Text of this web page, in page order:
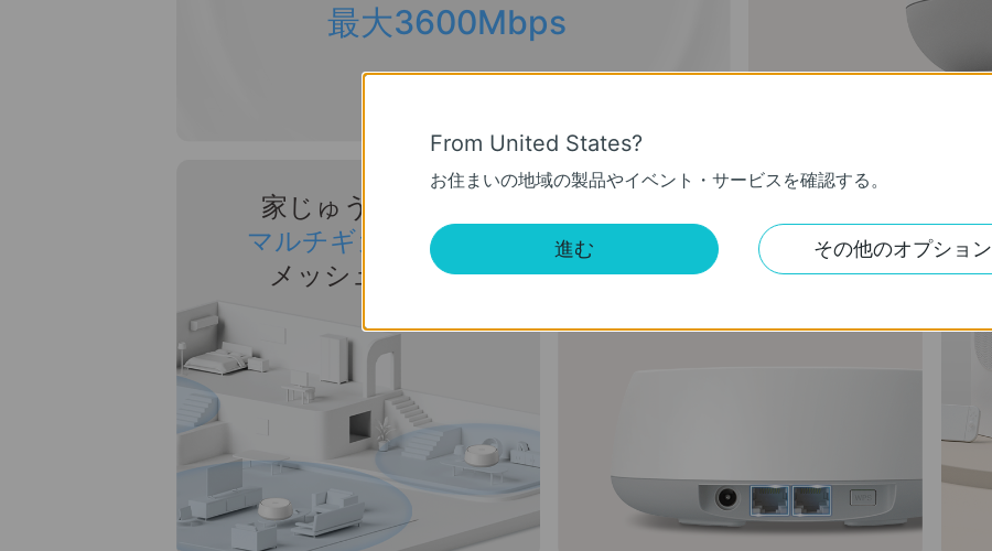
最大3600Mbps
家じゅうに届く
マルチギガビット
メッシュWi-Fi
WAN/LANポート×2
From United States?
お住まいの地域の製品やイベント・サービスを確認する。
進む その他のオプション